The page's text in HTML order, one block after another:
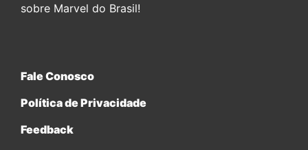
sobre Marvel do Brasil!
Fale Conosco
Política de Privacidade
Feedback